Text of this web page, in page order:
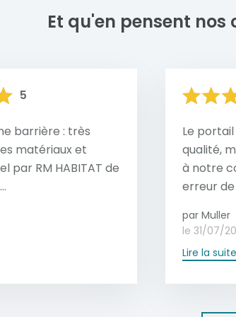
Et qu'en pensent nos
5
barrière : très
matériaux et
par RM HABITAT de
Le
qualité,
à notre
erreur
par Muller
le 31/07/
Lire la suite